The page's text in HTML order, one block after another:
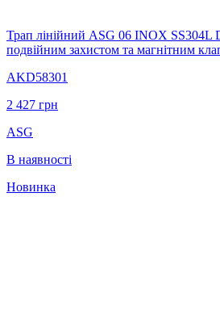
Трап лінійний ASG 06 INOX SS304L
подвійним захистом та магнітним
AKD58301
2 427 грн
ASG
В наявності
Новинка